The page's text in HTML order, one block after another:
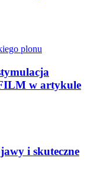
w artykule
i skuteczne